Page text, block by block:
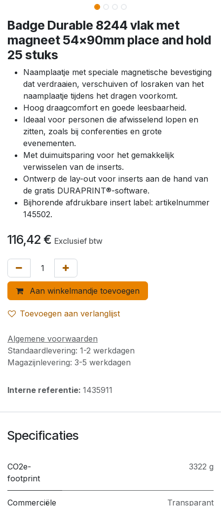
Badge Durable 8244 vlak met
magneet 54x90mm place and hold
25 stuks
Naamplaatje met speciale magnetische bevestiging
dat verdraaien, verschuiven of losraken van het
naamplaatje tijdens het dragen voorkomt.
Hoog draagcomfort en goede leesbaarheid.
Ideaal voor personen die afwisselend lopen en
zitten, zoals bij conferenties en grote
evenementen.
Met duimuitsparing voor het gemakkelijk
verwisselen van de inserts.
Ontwerp de lay-out voor inserts aan de hand van
de gratis DURAPRINT®-software.
Bijhorende afdrukbare insert label: artikelnummer
145502.
116,42 € Exclusief btw
Aan winkelmandje toevoegen
Toevoegen aan verlanglijst
Algemene voorwaarden
Standaardlevering: 1-2 werkdagen
Magazijnlevering: 3-5 werkdagen
Interne referentie: 1435911
Specificaties
CO2e-
footprint
3322 g
Commerciële
Transparant